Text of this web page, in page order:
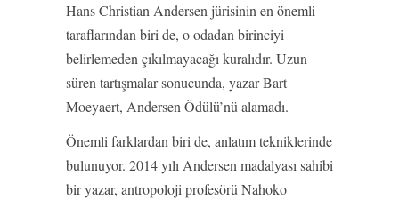
Hans Christian Andersen jürisinin en önemli
taraflarından biri de, o odadan birinciyi
belirlemeden çıkılmayacağı kuralıdır. Uzun
süren tartışmalar sonucunda, yazar Bart
Moeyaert, Andersen Ödülü’nü alamadı.
Önemli farklardan biri de, anlatım tekniklerinde
bulunuyor. 2014 yılı Andersen madalyası sahibi
bir yazar, antropoloji profesörü Nahoko